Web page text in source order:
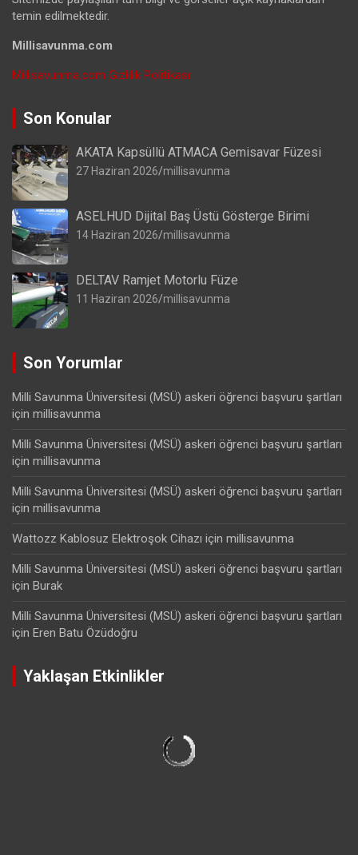
temin edilmektedir.
Millisavunma.com
Millisavunma.com Gizlilik Politikası
Son Konular
AKATA Kapsüllü ATMACA Gemisavar Füzesi
27 Haziran 2026 millisavunma
ASELHUD Dijital Baş Üstü Gösterge Birimi
14 Haziran 2026 millisavunma
DELTAV Ramjet Motorlu Füze
11 Haziran 2026 millisavunma
Son Yorumlar
Milli Savunma Üniversitesi (MSÜ) askeri öğrenci başvuru şartları
için millisavunma
Milli Savunma Üniversitesi (MSÜ) askeri öğrenci başvuru şartları
için millisavunma
Milli Savunma Üniversitesi (MSÜ) askeri öğrenci başvuru şartları
için millisavunma
Wattozz Kablosuz Elektroşok Cihazı için millisavunma
Milli Savunma Üniversitesi (MSÜ) askeri öğrenci başvuru şartları
için Burak
Milli Savunma Üniversitesi (MSÜ) askeri öğrenci başvuru şartları
için Eren Batu Özüdoğru
Yaklaşan Etkinlikler